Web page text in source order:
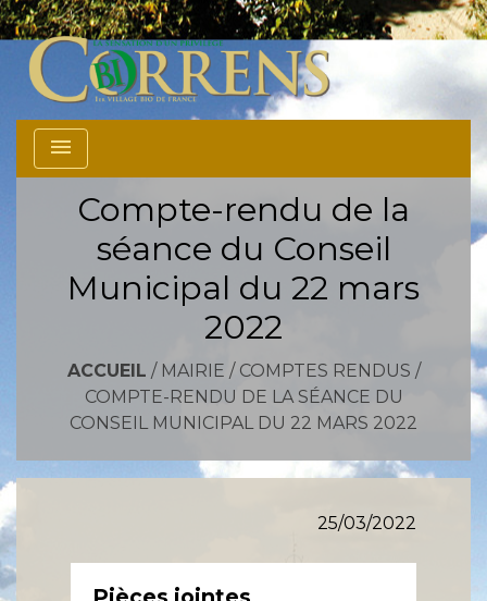
menu
Compte-rendu de la
séance du Conseil
Municipal du 22 mars
2022
ACCUEIL / MAIRIE / COMPTES RENDUS /
COMPTE-RENDU DE LA SÉANCE DU
CONSEIL MUNICIPAL DU 22 MARS 2022
25/03/2022